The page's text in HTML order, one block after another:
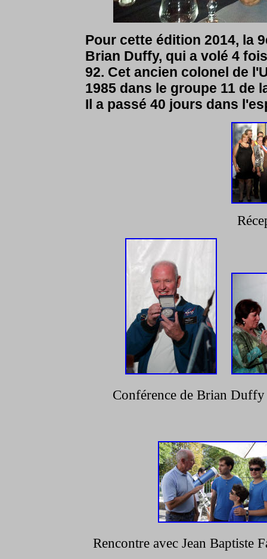
Pour cette édition 2014, la
Brian Duffy, qui a volé 4
92. Cet ancien colonel de
1985 dans le groupe 11 de
Il a passé 40 jours dans
Conférence de Brian
Rencontre avec Jean Baptiste